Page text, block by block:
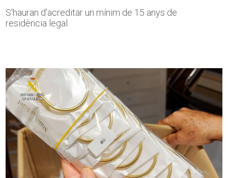
S'hauran d'acreditar un mínim de 15 anys de
residència legal